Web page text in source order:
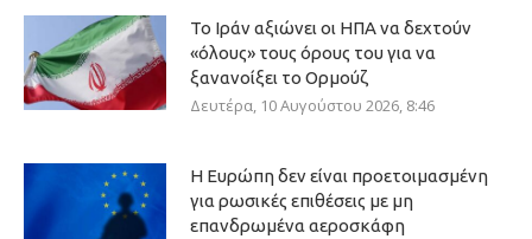
Το Ιράν αξιώνει οι ΗΠΑ να δεχτούν
«όλους» τους όρους του για να
ξανανοίξει το Ορμούζ
Δευτέρα, 10 Αυγούστου 2026, 8:46
Η Ευρώπη δεν είναι προετοιμασμένη
για ρωσικές επιθέσεις με μη
επανδρωμένα αεροσκάφη